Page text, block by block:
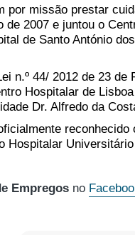
por missão prestar
de 2007 e juntou o
de Santo António
n.º 44/ 2012 de 23
Hospitalar de
Dr. Alfredo da
Hospitalar
Empregos no